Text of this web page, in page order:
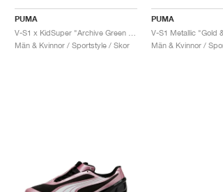
PUMA
Män & Kvinnor / Sportstyle / Skor
PUMA
V-S1 Metallic "Gold
Män & Kvinnor /